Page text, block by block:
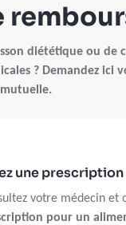
diététique ou de
? Demandez ici
une prescription
votre médecin et
pour un